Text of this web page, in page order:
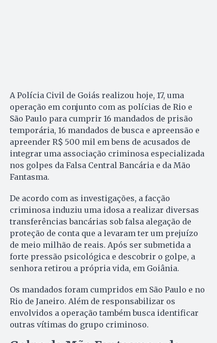
A Polícia Civil de Goiás realizou hoje, 17, uma
operação em conjunto com as polícias de Rio e
São Paulo para cumprir 16 mandados de prisão
temporária, 16 mandados de busca e apreensão e
apreender R$ 500 mil em bens de acusados de
integrar uma associação criminosa especializada
nos golpes da Falsa Central Bancária e da Mão
Fantasma.
De acordo com as investigações, a facção
criminosa induziu uma idosa a realizar diversas
transferências bancárias sob falsa alegação de
proteção de conta que a levaram ter um prejuízo
de meio milhão de reais. Após ser submetida a
forte pressão psicológica e descobrir o golpe, a
senhora retirou a própria vida, em Goiânia.
Os mandados foram cumpridos em São Paulo e no
Rio de Janeiro. Além de responsabilizar os
envolvidos a operação também busca identificar
outras vítimas do grupo criminoso.